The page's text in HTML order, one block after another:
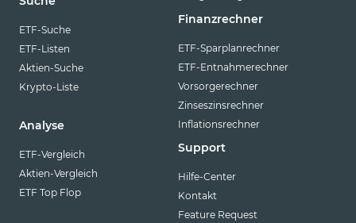
ETF-Suche
ETF-Listen
Aktien-Suche
Krypto-Liste
Analyse
ETF-Vergleich
Aktien-Vergleich
ETF Top Flop
Finanzrechner
ETF-Sparplanrechner
ETF-Entnahmerechner
Vorsorgerechner
Zinseszinsrechner
Inflationsrechner
Support
Hilfe-Center
Kontakt
Feature Request